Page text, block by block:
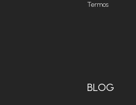
Termos
BLOG